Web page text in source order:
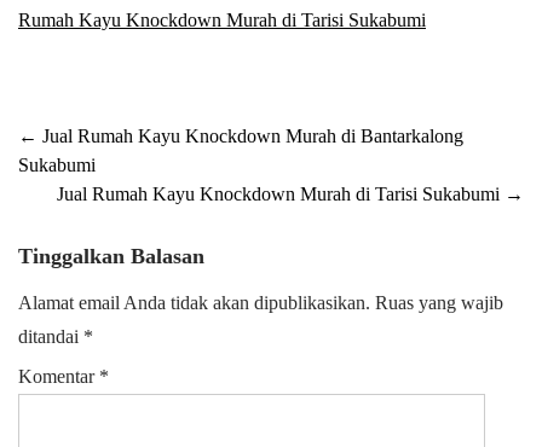
Rumah Kayu Knockdown Murah di Tarisi Sukabumi
Post
navigation
← Jual Rumah Kayu Knockdown Murah di Bantarkalong
Sukabumi
Jual Rumah Kayu Knockdown Murah di Tarisi Sukabumi →
Tinggalkan Balasan
Alamat email Anda tidak akan dipublikasikan. Ruas yang wajib
ditandai *
Komentar *